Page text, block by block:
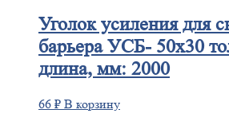
Уголокусиления для
барьера УСБ- 50х30
длина, мм: 2000
66 ₽ В корзину